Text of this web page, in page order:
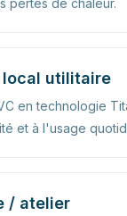
pertes de chaleur.
local utilitaire
en technologie
et à l'usage
/ atelier